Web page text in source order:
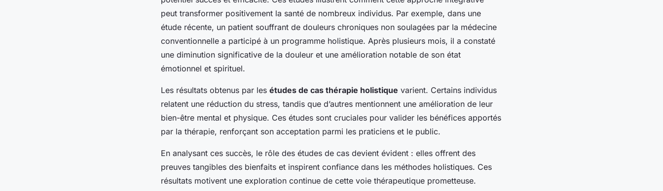
peut transformer positivement la santé de nombreux individus. Par exemple, dans une
étude récente, un patient souffrant de douleurs chroniques non soulagées par la médecine
conventionnelle a participé à un programme holistique. Après plusieurs mois, il a constaté
une diminution significative de la douleur et une amélioration notable de son état
émotionnel et spirituel.
Les résultats obtenus par les études de cas thérapie holistique varient. Certains individus
relatent une réduction du stress, tandis que d’autres mentionnent une amélioration de leur
bien-être mental et physique. Ces études sont cruciales pour valider les bénéfices apportés
par la thérapie, renforçant son acceptation parmi les praticiens et le public.
En analysant ces succès, le rôle des études de cas devient évident : elles offrent des
preuves tangibles des bienfaits et inspirent confiance dans les méthodes holistiques. Ces
résultats motivent une exploration continue de cette voie thérapeutique prometteuse.